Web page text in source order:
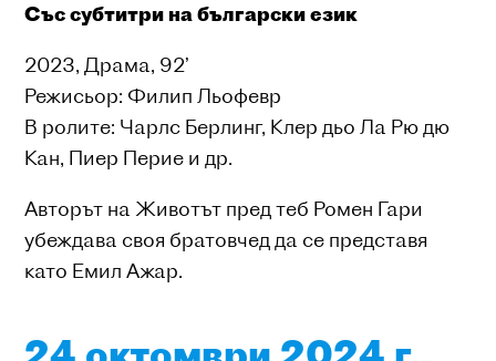
Със субтитри на български език
2023, Драма, 92’
Режисьор: Филип Льофевр
В ролите: Чарлс Берлинг, Клер дьо Ла Рю дю
Кан, Пиер Перие и др.
Авторът на Животът пред теб Ромен Гари
убеждава своя братовчед да се представя
като Емил Ажар.